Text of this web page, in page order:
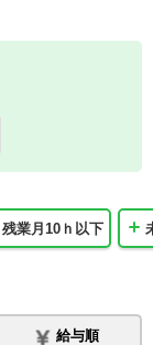
残業月10ｈ以下
給与順